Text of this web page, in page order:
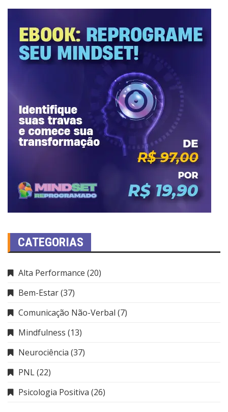
CATEGORIAS
Alta Performance (20)
Bem-Estar(37)
Comunicação Não-Verbal (7)
Mindfulness (13)
Neurociência (37)
PNL(22)
Psicologia Positiva (26)